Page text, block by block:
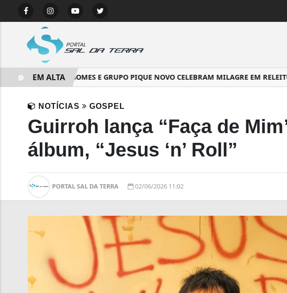
MARQUINHOS GOMES E GRUPO PIQUE NOVO CELEBRAM MILAGRE EM
EM ALTA
NOTÍCIAS GOSPEL
Guirroh lança “Faça de
álbum, “Jesus ‘n’ Roll”
PORTAL SAL DA TERRA 02/06/2026 11:02